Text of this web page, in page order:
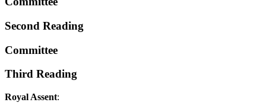
Second Reading
Committee
Third Reading
Royal Assent: